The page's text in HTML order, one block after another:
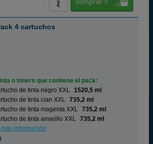
4 cartuchos
o toners que contiene el pack:
de tinta negro XXL 1520,5 ml
de tinta cian XXL 735,2 ml
de tinta magenta XXL 735,2 ml
de tinta amarillo XXL 735,2 ml
información